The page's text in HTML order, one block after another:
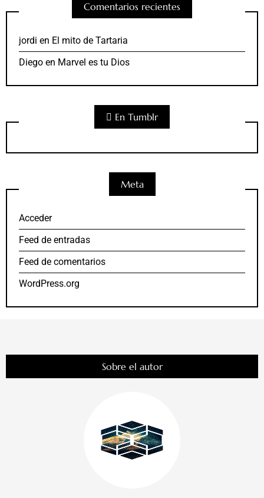
Comentarios recientes
jordi en El mito de Tartaria
Diego en Marvel es tu Dios
En Tumblr
Meta
Acceder
Feed de entradas
Feed de comentarios
WordPress.org
Sobre el autor